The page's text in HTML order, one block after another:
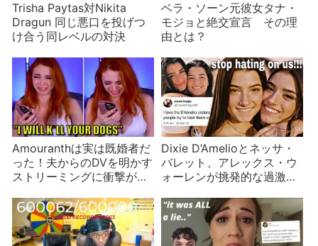
Trisha Paytas対Nikita
Dragun 同じ悪口を投げつ
け合う同レベルの対決
ベラ・ソーン元彼女タナ・
モジョと絶交宣言 その理
由とは？
Amouranthは実は既婚者だ
った！夫からのDVを明かす
ストリーミングに衝撃が走
Dixie D’Amelioとネッサ・
バレット、アレックス・ウ
ォーレンが挑発的な過激フ
けて開放的に？